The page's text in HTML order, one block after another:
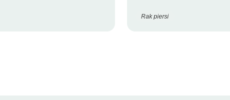
Rak piersi